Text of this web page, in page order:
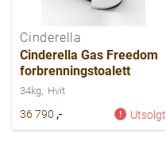
Cinderella
Cinderella Gas Freedom
forbrenningstoalett
34kg Hvit
36 790 ,- Utsolgt